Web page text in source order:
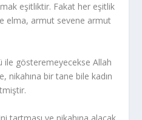
eşitliktir. Fakat her eşitlik
elma, armut sevene armut
ile gösteremeyecekse Allah
nikahına bir tane bile kadın